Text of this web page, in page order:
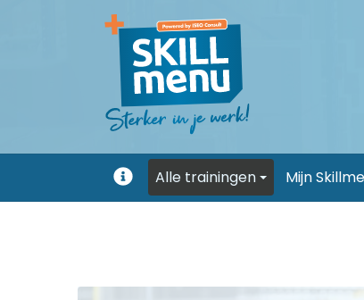
Uitleg
Alle trainingen Mijn